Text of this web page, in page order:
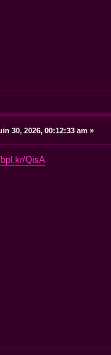
30, 2026, 00:12:33 am »
QisA